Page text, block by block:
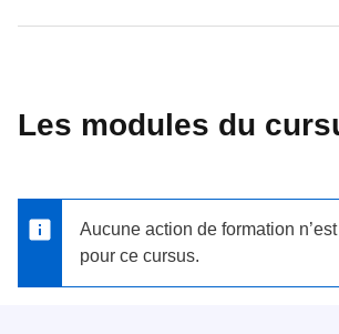
Les modules du
Aucune action de formation
pour ce cursus.